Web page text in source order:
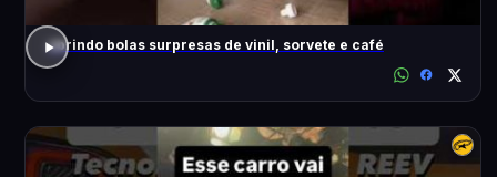
abrindo bolas surpresas de vinil, sorvete e café